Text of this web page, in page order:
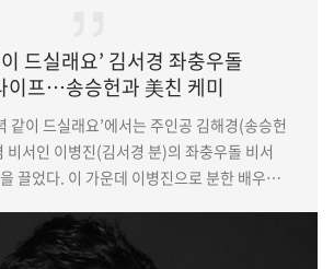
드실래요’ 김서경 좌충우돌
이프…송승헌과 美친 케미
같이 드실래요’에서는 주인공 김해경(송승헌
비서인 이병진(김서경 분)의 좌충우돌 비서
끌었다. 이 가운데 이병진으로 분한 배우
이병진이라는 캐릭터를 자신만의 색깔로 재치
서경의 호연은 시청자들의 흥미를 유발하기